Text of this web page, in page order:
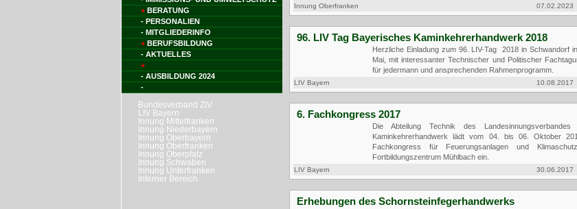
+ BERATUNG
- PERSONALIEN
- MITGLIEDERINFO
+ BERUFSBILDUNG
- AKTUELLES
+
- AUSBILDUNG 2024
-
Bundesverband ZIV
LIV Bayern
Innung Mittelfranken
Innung Niederbayern
Innung Oberbayern
Innung Oberfranken
Innung Oberpfalz
Innung Schwaben
Innung Unterfranken
Interner Bereich
96. LIV Tag Bayerisches
Herzliche Einladung zum 96. LIV-Tag 2018 in Schwandorf
Mai, mit interessanter Technischer und Politischer
6. Fachkongress 2017
Die Abteilung Technik des
Kaminkehrerhandwerk lädt vom 04. bis 06. Oktober
Fachkongress für Feuerungsanlagen und